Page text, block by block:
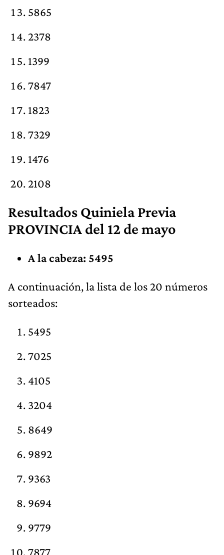
5865
2378
1399
7847
1823
7329
1476
2108
Resultados Quiniela Previa
PROVINCIA del 12 de mayo
A la cabeza: 5495
A continuación, la lista de los 20 números
sorteados:
5495
7025
4105
3204
8649
9892
9363
9694
9779
7877